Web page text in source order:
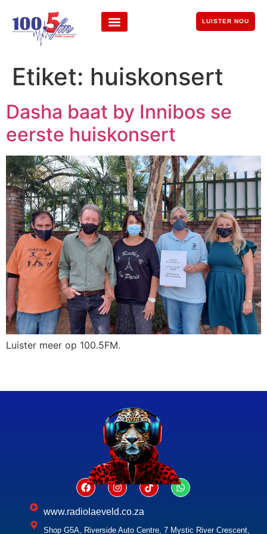
LUISTER NOU
Etiket: huiskonsert
Dasha baat by Innibos se
eerste huiskonsert
Luister meer op 100.5FM.
www.radiolaeveld.co.za
Shop G5A, Riverside Auto Centre, 7 Mystic River Crescent,